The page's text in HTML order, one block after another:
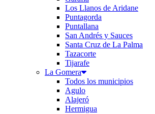
Los Llanos de Aridane
Puntagorda
Puntallana
San Andrés y Sauces
Santa Cruz de La Palma
Tazacorte
Tijarafe
La Gomera
Todos los municipios
Agulo
Alajeró
Hermigua